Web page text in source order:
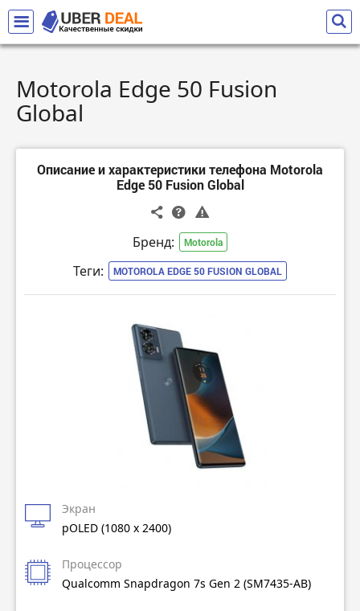
Motorola Edge 50 Fusion
Global
Описание и характеристики телефона Motorola
Edge 50 Fusion Global
Бренд: Motorola
Теги: MOTOROLA EDGE 50 FUSION GLOBAL
Экран
pOLED (1080 x 2400)
Процессор
Qualcomm Snapdragon 7s Gen 2 (SM7435-AB)